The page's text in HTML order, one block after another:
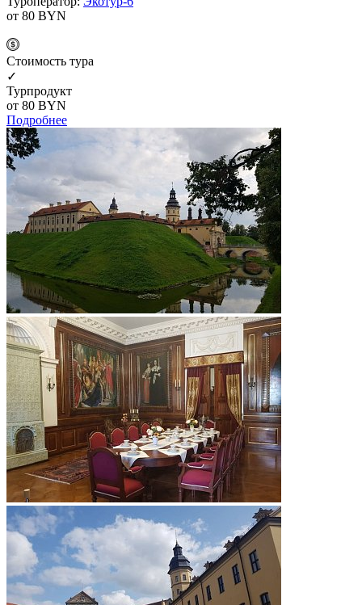
от 80 BYN
Cтоимость тура
✓
Турпродукт
от 80 BYN
Подробнее